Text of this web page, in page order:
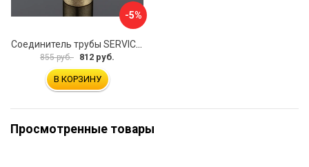
-5%
855 руб. 812 руб.
В КОРЗИНУ
Просмотренные товары